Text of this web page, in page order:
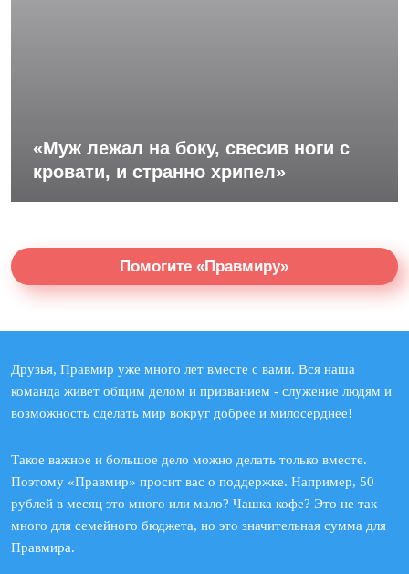
«Муж лежал на боку, свесив ноги с
кровати, и странно хрипел»
Помогите «Правмиру»
Друзья, Правмир уже много лет вместе с вами. Вся наша
команда живет общим делом и призванием - служение людям и
возможность сделать мир вокруг добрее и милосерднее!
Такое важное и большое дело можно делать только вместе.
Поэтому «Правмир» просит вас о поддержке. Например, 50
рублей в месяц это много или мало? Чашка кофе? Это не так
много для семейного бюджета, но это значительная сумма для
Правмира.